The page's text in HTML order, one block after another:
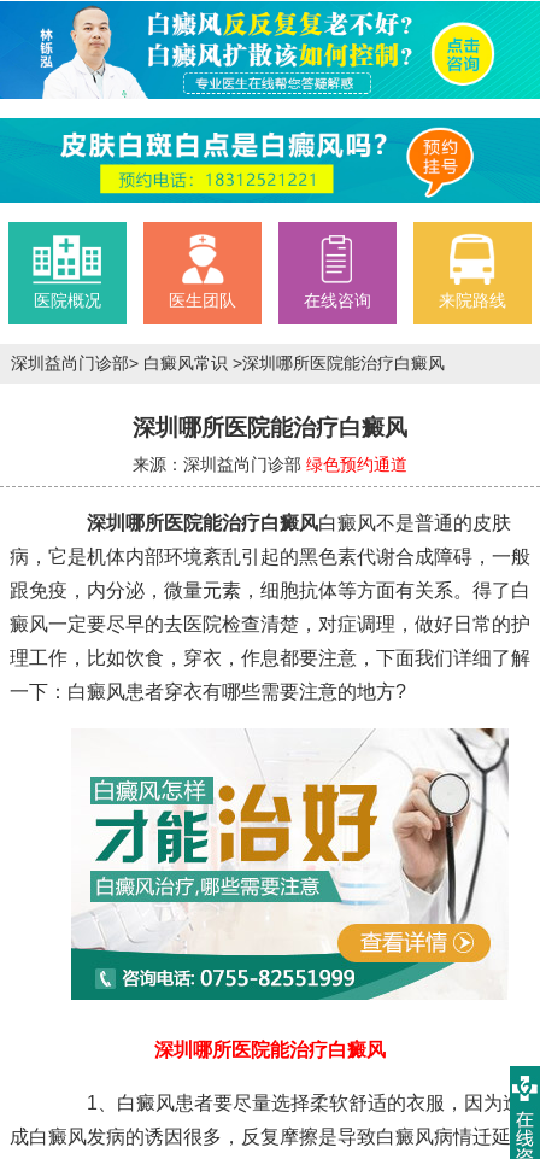
医院概况 医生团队 在线咨询 来院路线
深圳益尚门诊部>白癜风常识 >深圳哪所医院能治疗白癜风
深圳哪所医院能治疗白癜风
来源：深圳益尚门诊部 绿色预约通道
深圳哪所医院能治疗白癜风白癜风不是普通的皮肤
病，它是机体内部环境紊乱引起的黑色素代谢合成障碍，一般
跟免疫，内分泌，微量元素，细胞抗体等方面有关系。得了白
癜风一定要尽早的去医院检查清楚，对症调理，做好日常的护
理工作，比如饮食，穿衣，作息都要注意，下面我们详细了解
一下：白癜风患者穿衣有哪些需要注意的地方?
深圳哪所医院能治疗白癜风
1、白癜风患者要尽量选择柔软舒适的衣服，因为造
成白癜风发病的诱因很多，反复摩擦是导致白癜风病情迁延不